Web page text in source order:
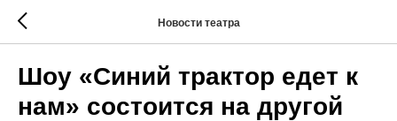
Новости театра
Шоу «Синий трактор едет к
нам» состоится на другой